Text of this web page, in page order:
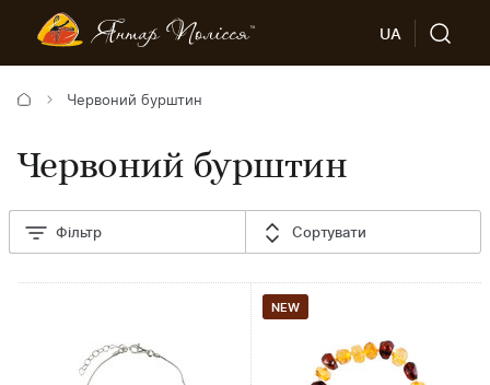
UA
Червоний бурштин
Червоний бурштин
Фільтр Сортувати
NEW